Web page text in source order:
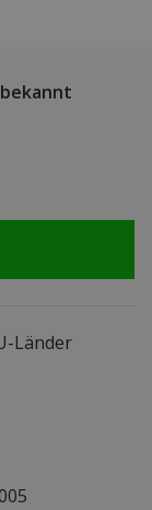
Länder